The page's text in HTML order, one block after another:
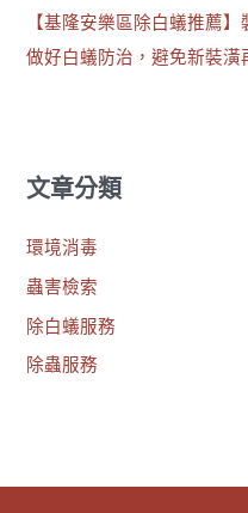
【基隆安樂區除白蟻推薦
做好白蟻防治，避免新裝潢
文章分類
環境消毒
蟲害檢索
除白蟻服務
除蟲服務